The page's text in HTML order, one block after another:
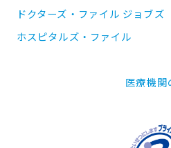
ドクターズ・ファイル ジョブズ
ホスピタルズ・ファイル
医療機関